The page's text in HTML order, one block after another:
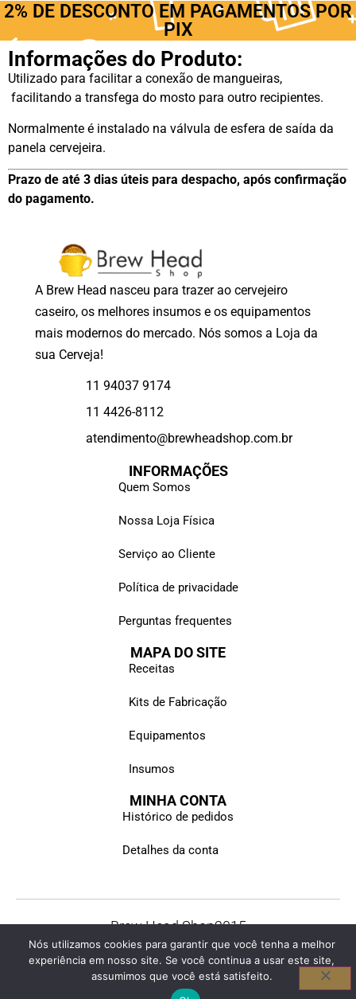
2% DE DESCONTO EM PAGAMENTOS POR
PIX
Informações do Produto:
Utilizado para facilitar a conexão de mangueiras,
facilitando a transfega do mosto para outro recipientes.
Normalmente é instalado na válvula de esfera de saída da
panela cervejeira.
Prazo de até 3 dias úteis para despacho, após confirmação
do pagamento.
A Brew Head nasceu para trazer ao cervejeiro
caseiro, os melhores insumos e os equipamentos
mais modernos do mercado. Nós somos a Loja da
sua Cerveja!
11 94037 9174
11 4426-8112
atendimento@brewheadshop.com.br
INFORMAÇÕES
Quem Somos
Nossa Loja Física
Serviço ao Cliente
Política de privacidade
Perguntas frequentes
MAPA DO SITE
Receitas
Kits de Fabricação
Equipamentos
Insumos
MINHA CONTA
Histórico de pedidos
Detalhes da conta
Brew Head Shop2015
© Todos os direitos reservados
Nós utilizamos cookies para garantir que você tenha a melhor
experiência em nosso site. Se você continua a usar este site,
assumimos que você está satisfeito.